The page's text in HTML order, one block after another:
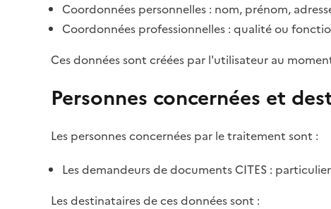
Coordonnées personnelles : nom, prénom,
Coordonnées professionnelles : qualité ou
Ces données sont créées par l'utilisateur au
Personnes concernées et
Les personnes concernées par le traitement sont :
Les demandeurs de documents CITES :
Les destinataires de ces données sont :